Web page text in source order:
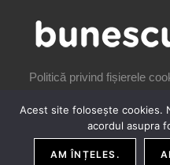
Politică privind fișierele
Acest site folosește cookies.
acordul asupra
AM ÎNȚELES.